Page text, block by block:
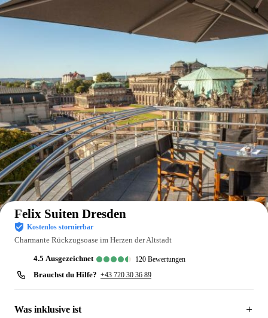
Auf der Karte anzeigen
Felix Suiten Dresden
Kostenlos stornierbar
Charmante Rückzugsoase im Herzen der Altstadt
4.5 ausgezeichnet 120 Bewertungen
Brauchst du Hilfe? +43 720 30 36 89
Was inklusive ist